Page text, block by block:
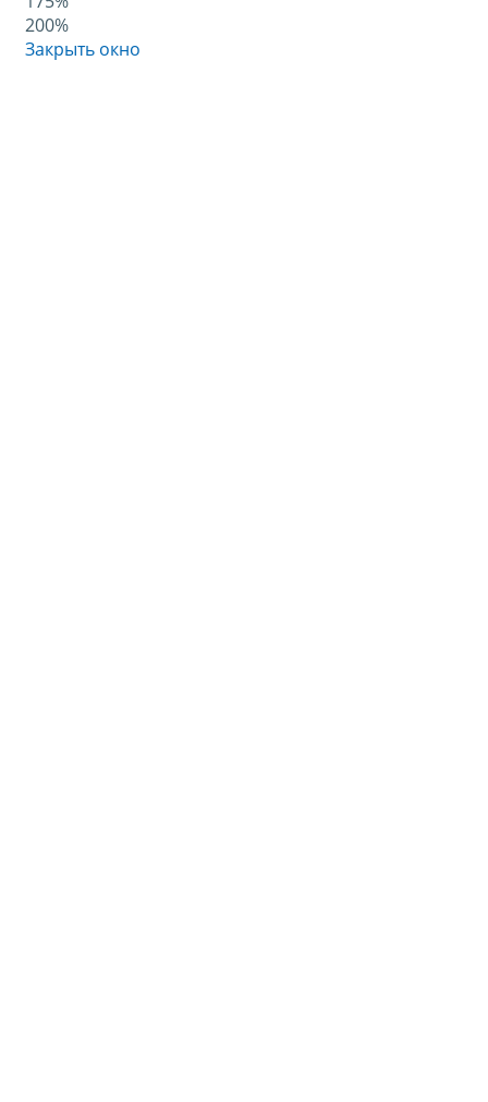
200%
Закрыть окно